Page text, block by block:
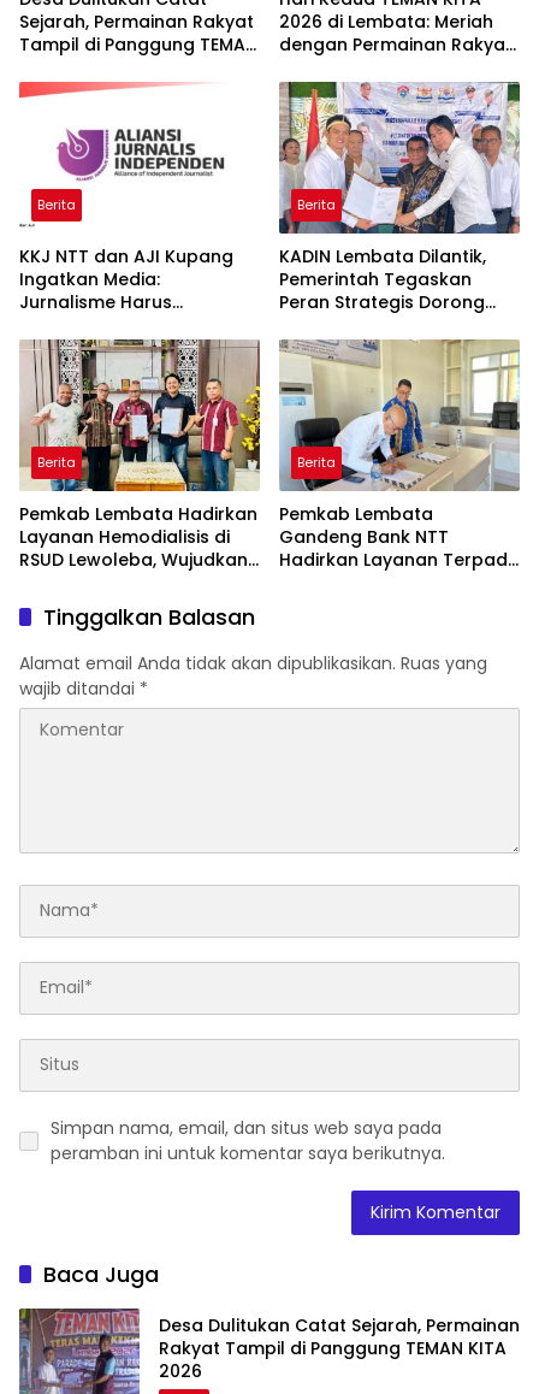
Sejarah, Permainan Rakyat
Tampil di Panggung TEMAN
2026 di Lembata: Meriah
dengan Permainan Rakyat
Berita
KKJ NTT dan AJI Kupang
Ingatkan Media:
Jurnalisme Harus
Provokatif
Berita
KADIN Lembata Dilantik,
Pemerintah Tegaskan
Peran Strategis Dorong
Daerah
Berita
Pemkab Lembata Hadirkan
Layanan Hemodialisis di
RSUD Lewoleba, Wujudkan
Dekat
Berita
Pemkab Lembata
Gandeng Bank NTT
Hadirkan Layanan Terpadu
Tinggalkan Balasan
Alamat email Anda tidak akan dipublikasikan. Ruas yang
wajib ditandai *
Simpan nama, email, dan situs web saya pada
peramban ini untuk komentar saya berikutnya.
Baca Juga
Desa Dulitukan Catat Sejarah, Permainan
Rakyat Tampil di Panggung TEMAN KITA
2026